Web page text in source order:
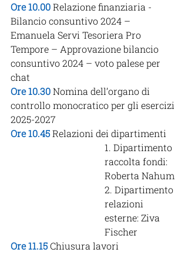
Ore 10.00 Relazione finanziaria -
Bilancio consuntivo 2024 –
Emanuela Servi Tesoriera Pro
Tempore – Approvazione bilancio
consuntivo 2024 – voto palese per
chat
Ore 10.30Nomina dell’organo di
controllo monocratico per gli esercizi
2025-2027
Ore 10.45 Relazioni dei dipartimenti
1. Dipartimento
raccolta fondi:
Roberta Nahum
2. Dipartimento
relazioni
esterne: Ziva
Fischer
Ore 11.15 Chiusura lavori